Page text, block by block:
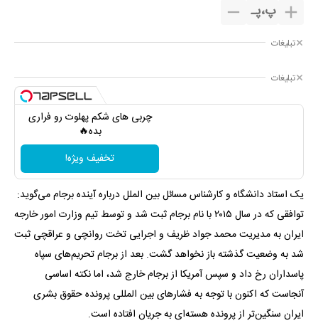
پ،پـ
تبلیغات
تبلیغات
چربی های شکم پهلوت رو فراری
بده🔥
تخفیف ویژه!
یک استاد دانشگاه و کارشناس مسائل بین الملل درباره آینده برجام می‌گوید:
توافقی که در سال ۲۰۱۵ با نام برجام ثبت شد و توسط تیم وزارت امور خارجه
ایران به مدیریت محمد جواد ظریف و اجرایی تخت روانچی و عراقچی ثبت
شد به وضعیت گذشته باز نخواهد گشت. بعد از برجام تحریم‌های سپاه
پاسداران رخ داد و سپس آمریکا از برجام خارج شد، اما نکته اساسی
آنجاست که اکنون با توجه به فشار‌های بین المللی پرونده حقوق بشری
ایران سنگین‌تر از پرونده هسته‌ای به جریان افتاده است.